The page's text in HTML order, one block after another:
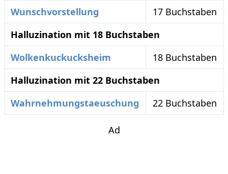
Wunschvorstellung
17 Buchstaben
Halluzination mit 18 Buchstaben
Wolkenkuckucksheim
18 Buchstaben
Halluzination mit 22 Buchstaben
Wahrnehmungstaeuschung
22 Buchstaben
Ad